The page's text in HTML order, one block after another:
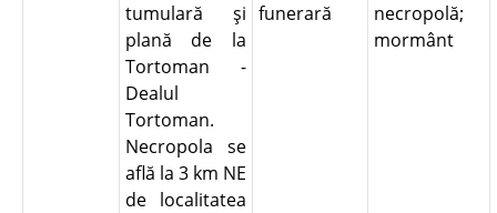
tumulară şi
plană de la
Tortoman -
Dealul
Tortoman.
Necropola se
află la 3 km NE
de localitatea
funerară
necropolă;
mormânt